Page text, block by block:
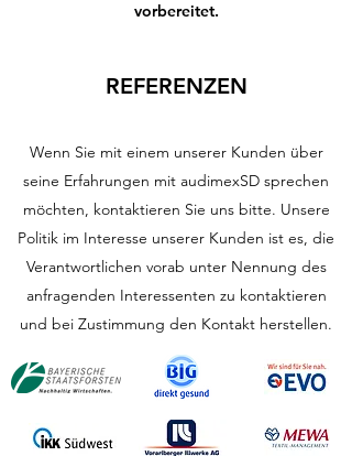
vorbereitet.
REFERENZEN
Wenn Sie mit einem unserer Kunden über
seine Erfahrungen mit audimexSD sprechen
möchten, kontaktieren Sie uns bitte. Unsere
Politik im Interesse unserer Kunden ist es, die
Verantwortlichen vorab unter Nennung des
anfragenden Interessenten zu kontaktieren
und bei Zustimmung den Kontakt herstellen.